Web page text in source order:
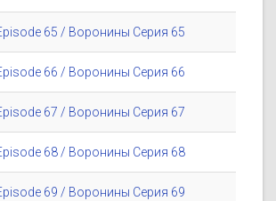
65 / Воронины Серия 65
66 / Воронины Серия 66
67 / Воронины Серия 67
68 / Воронины Серия 68
69 / Воронины Серия 69